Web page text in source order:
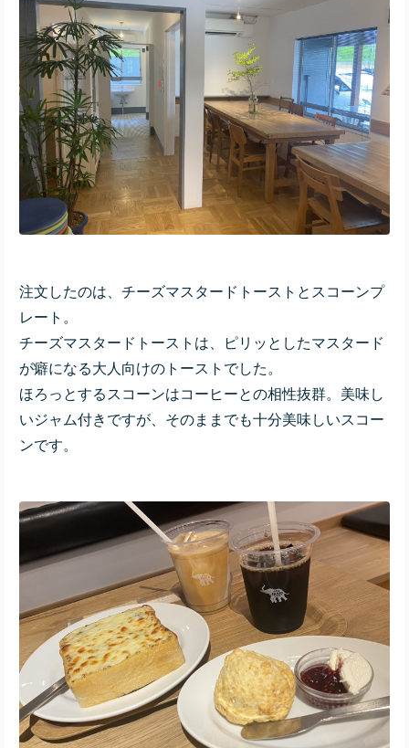
注文したのは、チーズマスタードトーストとスコーンプ
レート。
チーズマスタードトーストは、ピリッとしたマスタード
が癖になる大人向けのトーストでした。
ほろっとするスコーンはコーヒーとの相性抜群。美味し
いジャム付きですが、そのままでも十分美味しいスコー
ンです。